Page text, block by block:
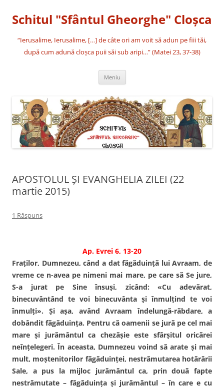
conținut
Schitul "Sfântul Gheorghe" Cloşca
“Ierusalime, Ierusalime, […] de câte ori am voit să adun pe fiii tăi,
după cum adună cloşca puii săi sub aripi…” (Matei 23, 37-38)
Meniu
APOSTOLUL ȘI EVANGHELIA ZILEI (22
martie 2015)
1 Răspuns
Ap. Evrei 6, 13-20
Fraţilor, Dumnezeu, când a dat făgăduinţă lui Avraam, de
vreme ce n-avea pe nimeni mai mare, pe care să Se jure,
S-a jurat pe Sine însuşi, zicând: «Cu adevărat,
binecuvântând te voi binecuvânta şi înmulţind te voi
înmulţi». Şi aşa, având Avraam îndelungă-răbdare, a
dobândit făgăduinţa. Pentru că oamenii se jură pe cel mai
mare şi jurământul ca chezăşie este sfârşitul oricărei
neînţelegeri. În aceasta, Dumnezeu voind să arate şi mai
mult, moştenitorilor făgăduinţei, nestrămutarea hotărârii
Sale, a pus la mijloc jurământul ca, prin două fapte
nestrămutate – făgăduinţa şi jurământul – în care e cu